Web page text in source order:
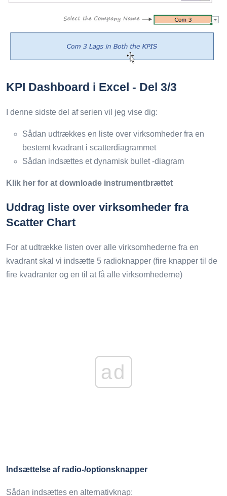
KPI Dashboard i Excel - Del 3/3
I denne sidste del af serien vil jeg vise dig:
Sådan udtrækkes en liste over virksomheder fra en
bestemt kvadrant i scatterdiagrammet
Sådan indsættes et dynamisk bullet -diagram
Klik her for at downloade instrumentbrættet
Uddrag liste over virksomheder fra
Scatter Chart
For at udtrække listen over alle virksomhederne fra en
kvadrant skal vi indsætte 5 radioknapper (fire knapper til de
fire kvadranter og en til at få alle virksomhederne)
ad
Indsættelse af radio-/optionsknapper
Sådan indsættes en alternativknap: